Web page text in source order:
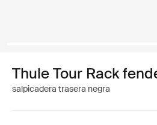
Thule Tour Rack
salpicadera trasera negra